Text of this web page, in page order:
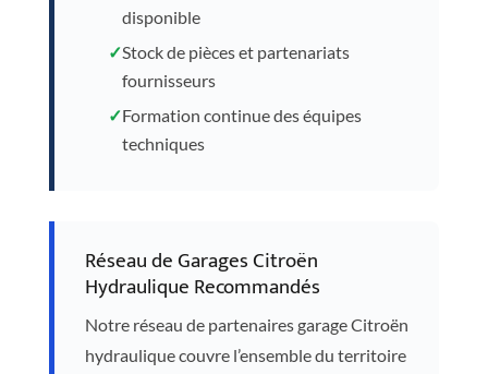
disponible
✓Stock de pièces et partenariats
fournisseurs
✓Formation continue des équipes
techniques
Réseau de Garages Citroën
Hydraulique Recommandés
Notre réseau de partenaires garage Citroën
hydraulique couvre l’ensemble du territoire